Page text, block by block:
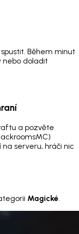
Během minut
nebo doladit
a pozvěte
serveru, hráči nic
Magické.